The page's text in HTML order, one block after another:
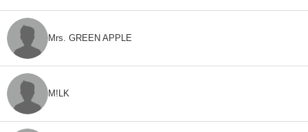
Mrs. GREEN APPLE
M!LK